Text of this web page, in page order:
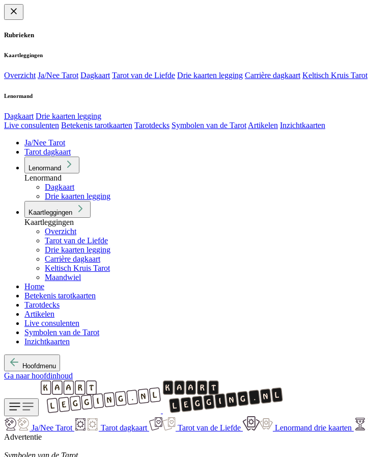
Rubrieken
Kaartleggingen
Overzicht Ja/Nee Tarot Dagkaart Tarot van de Liefde Drie kaarten legging Carrière dagkaart Keltisch Kruis Tarot
Lenormand
Dagkaart Drie kaarten legging
Live consulenten Betekenis tarotkaarten Tarotdecks Symbolen van de Tarot Artikelen Inzichtkaarten
Ja/Nee Tarot
Tarot dagkaart
Lenormand
Lenormand
Dagkaart
Drie kaarten legging
Kaartleggingen
Kaartleggingen
Overzicht
Tarot van de Liefde
Drie kaarten legging
Carrière dagkaart
Keltisch Kruis Tarot
Maandwiel
Home
Betekenis tarotkaarten
Tarotdecks
Artikelen
Live consulenten
Symbolen van de Tarot
Inzichtkaarten
Hoofdmenu
Ga naar hoofdinhoud
Ja/Nee Tarot Tarot dagkaart Tarot van de Liefde Lenormand drie kaarten
Advertentie
Symbolen van de Tarot